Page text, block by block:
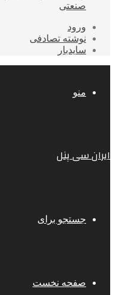
صنعتی
ورود
نوشته تصادفی
سایدبار
منو
ایران سی پنل
جستجو برای
صفحه نخست